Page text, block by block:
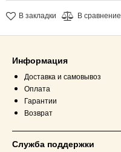
В закладки В сравнение
Информация
Доставка и самовывоз
Оплата
Гарантии
Возврат
Служба поддержки